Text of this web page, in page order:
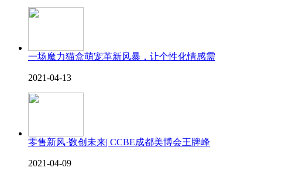
一场魔力猫盒萌宠革新风暴，让个性化情感需
2021-04-13
零售新风·数创未来| CCBE成都美博会王牌峰
2021-04-09